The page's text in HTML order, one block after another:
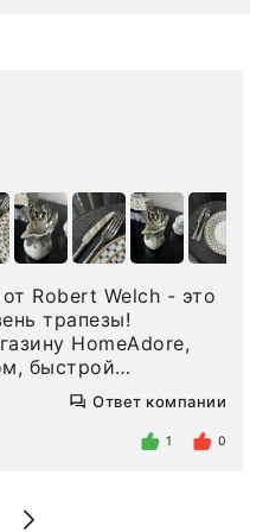
Robert Welch - это
трапезы!
HomeAdore,
быстрой
Один раз
чайные ложки,
посуды,
приборы -
Ответ компании
1 0